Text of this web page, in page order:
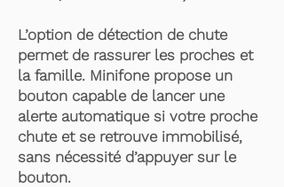
L’option de détection de chute
permet de rassurer les proches et
la famille. Minifone propose un
bouton capable de lancer une
alerte automatique si votre proche
chute et se retrouve immobilisé,
sans nécessité d’appuyer sur le
bouton.